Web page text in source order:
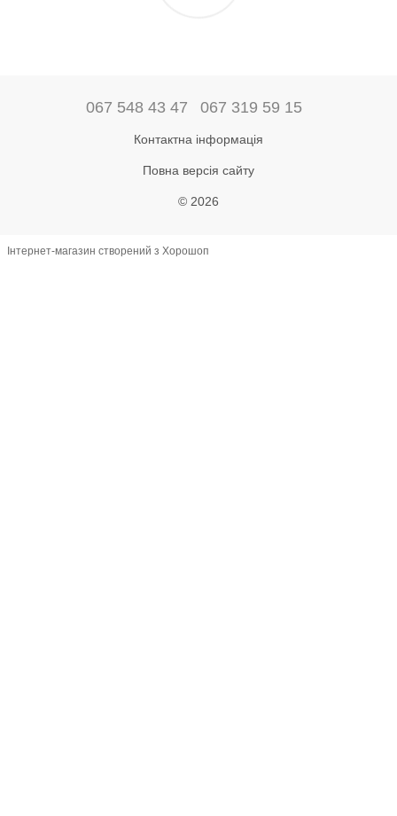
067 548 43 47 067 319 59 15
Контактна інформація
Повна версія сайту
© 2026
Інтернет-магазин створений з Хорошоп